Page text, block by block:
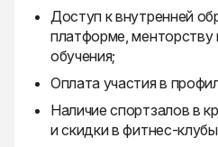
Доступ к внутренней
платформе, менторству
обучения;
Оплата участия в
Наличие спортзалов в
и скидки в фитнес-